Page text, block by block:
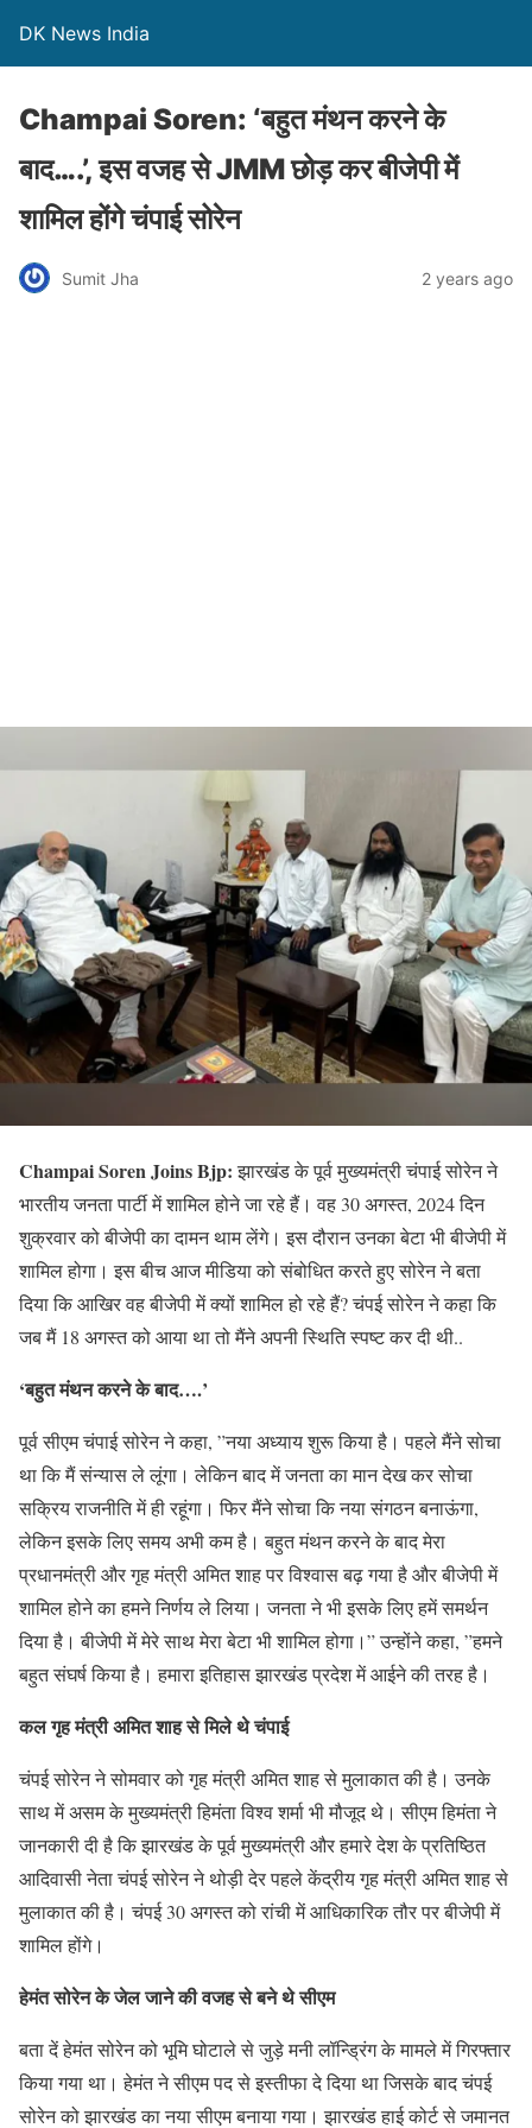
DK News India
Champai Soren: ‘बहुत मंथन करने के
बाद….’, इस वजह से JMM छोड़ कर बीजेपी में
शामिल होंगे चंपाई सोरेन
Sumit Jha 2 years ago
Champai Soren Joins Bjp:झारखंड के पूर्व मुख्यमंत्री चंपाई सोरेन ने
भारतीय जनता पार्टी में शामिल होने जा रहे हैं। वह 30 अगस्त, 2024 दिन
शुक्रवार को बीजेपी का दामन थाम लेंगे। इस दौरान उनका बेटा भी बीजेपी में
शामिल होगा। इस बीच आज मीडिया को संबोधित करते हुए सोरेन ने बता
दिया कि आखिर वह बीजेपी में क्यों शामिल हो रहे हैं? चंपई सोरेन ने कहा कि
जब मैं 18 अगस्त को आया था तो मैंने अपनी स्थिति स्पष्ट कर दी थी..
‘बहुत मंथन करने के बाद….’
पूर्व सीएम चंपाई सोरेन ने कहा, ”नया अध्याय शुरू किया है। पहले मैंने सोचा
था कि मैं संन्यास ले लूंगा। लेकिन बाद में जनता का मान देख कर सोचा
सक्रिय राजनीति में ही रहूंगा। फिर मैंने सोचा कि नया संगठन बनाऊंगा,
लेकिन इसके लिए समय अभी कम है। बहुत मंथन करने के बाद मेरा
प्रधानमंत्री और गृह मंत्री अमित शाह पर विश्वास बढ़ गया है और बीजेपी में
शामिल होने का हमने निर्णय ले लिया। जनता ने भी इसके लिए हमें समर्थन
दिया है। बीजेपी में मेरे साथ मेरा बेटा भी शामिल होगा।” उन्होंने कहा, ”हमने
बहुत संघर्ष किया है। हमारा इतिहास झारखंड प्रदेश में आईने की तरह है।
कल गृह मंत्री अमित शाह से मिले थे चंपाई
चंपई सोरेन ने सोमवार को गृह मंत्री अमित शाह से मुलाकात की है। उनके
साथ में असम के मुख्यमंत्री हिमंता विश्व शर्मा भी मौजूद थे। सीएम हिमंता ने
जानकारी दी है कि झारखंड के पूर्व मुख्यमंत्री और हमारे देश के प्रतिष्ठित
आदिवासी नेता चंपई सोरेन ने थोड़ी देर पहले केंद्रीय गृह मंत्री अमित शाह से
मुलाकात की है। चंपई 30 अगस्त को रांची में आधिकारिक तौर पर बीजेपी में
शामिल होंगे।
हेमंत सोरेन के जेल जाने की वजह से बने थे सीएम
बता दें हेमंत सोरेन को भूमि घोटाले से जुड़े मनी लॉन्ड्रिंग के मामले में गिरफ्तार
किया गया था। हेमंत ने सीएम पद से इस्तीफा दे दिया था जिसके बाद चंपई
सोरेन को झारखंड का नया सीएम बनाया गया। झारखंड हाई कोर्ट से जमानत